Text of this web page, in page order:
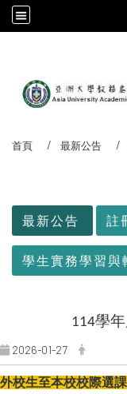
首頁 最新公告
最新公告 註
學生實務學習與
114學
2026-01-27
外校生至本校校際選